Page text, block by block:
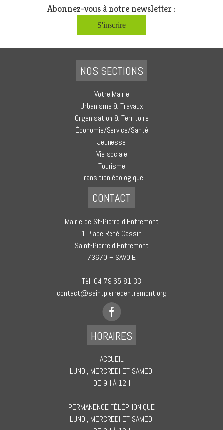
Abonnez-vous à notre newsletter :
S'inscrire
NOS SECTIONS
Votre Mairie
Urbanisme & Travaux
Organisation & Territoire
Économie/Service/Santé
Jeunesse
Vie sociale
Tourisme
Transition écologique
CONTACT
Mairie de St-Pierre d’Entremont
1 Place René Cassin
Saint-Pierre d’Entremont
73670 – SAVOIE
Tèl. 04 79 65 81 33
contact@saintpierredentremont.org
HORAIRES
ACCUEIL
LUNDI, MERCREDI ET SAMEDI
DE 9H À 12H
PERMANENCE TÉLÉPHONIQUE
LUNDI, MERCREDI ET SAMEDI